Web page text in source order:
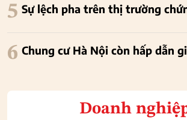
5 Sự lệch pha trên thị trường
6 Chung cư Hà Nội còn hấp dẫn
Doanh